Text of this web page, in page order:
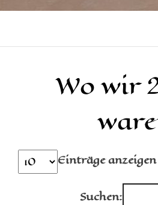
Wo wir
Einträge anzeigen
Suchen: